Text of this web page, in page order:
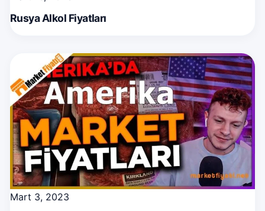
Rusya Alkol Fiyatları
Mart 3, 2023